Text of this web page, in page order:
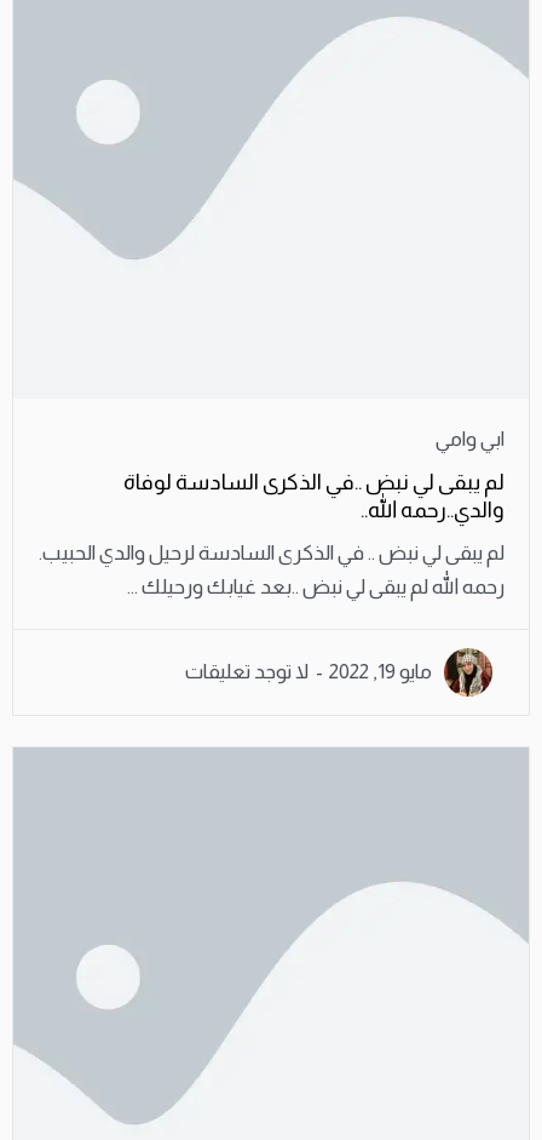
ابي وامي
لم يبقى لي نبض ..في الذكرى السادسة لوفاة
والدي..رحمه الله..
لم يبقى لي نبض .. في الذكرى السادسة لرحيل والدي الحبيب.
رحمه الله لم يبقى لي نبض ..بعد غيابك ورحيلك ...
مايو 19, 2022 لا توجد تعليقات